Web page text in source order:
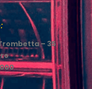
– 35